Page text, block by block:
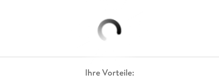
Ihre Vorteile: